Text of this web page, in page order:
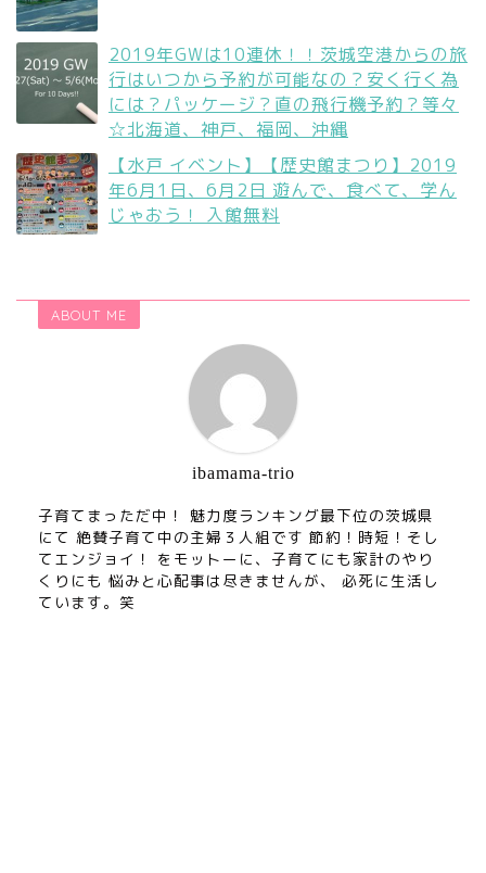
2019年GWは10連休！！茨城空港からの旅
行はいつから予約が可能なの？安く行く為
には？パッケージ？直の飛行機予約？等々
☆北海道、神戸、福岡、沖縄
【水戸 イベント】【歴史館まつり】2019
年6月1日、6月2日 遊んで、食べて、学ん
じゃおう！ 入館無料
ABOUT ME
ibamama-trio
子育てまっただ中！ 魅力度ランキング最下位の茨城県
にて 絶賛子育て中の主婦３人組です 節約！時短！そし
てエンジョイ！ をモットーに、子育てにも家計のやり
くりにも 悩みと心配事は尽きませんが、 必死に生活し
ています。笑